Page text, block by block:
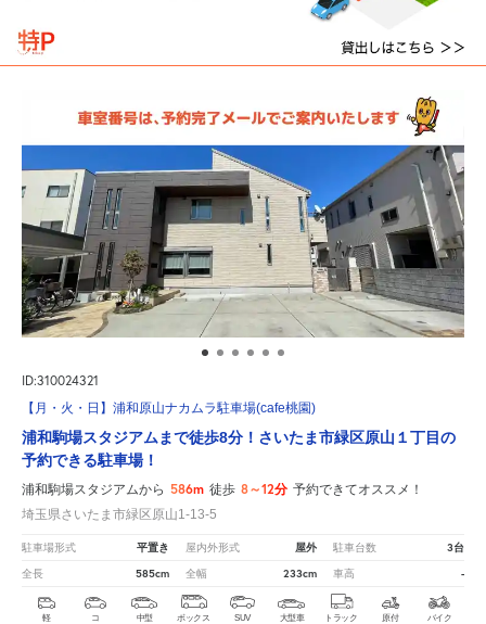
ID:310024321
【月・火・日】浦和原山ナカムラ駐車場(cafe桃園)
浦和駒場スタジアムまで徒歩8分！さいたま市緑区原山１丁目の
予約できる駐車場！
浦和駒場スタジアムから 586m 徒歩 8～12分 予約できてオススメ！
埼玉県さいたま市緑区原山1-13-5
駐車場形式 平置き 屋内外形式 屋外 駐車台数 3台
全長 585cm 全幅 233cm 車高 -
軽 コ 中型 ボックス SUV 大型車 トラック 原付 バイク